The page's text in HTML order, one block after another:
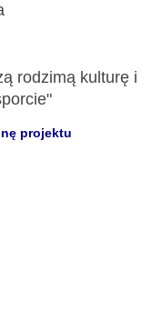
rodzimą kulturę i
projektu